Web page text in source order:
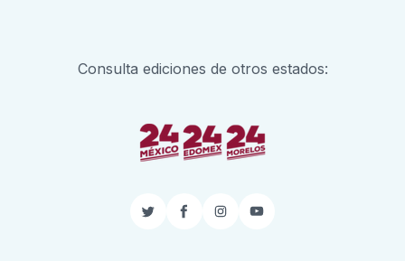
Consulta ediciones de otros estados:
TwitterFacebook
InstagramYouTube